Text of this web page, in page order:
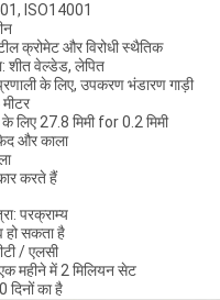
ISO14001
क्रोमेट और विरोधी स्थैतिक
शीत वेल्डेड, लेपित
के लिए, उपकरण भंडारण गाड़ी
के लिए 27.8 मिमी for 0.2 मिमी
और काला
करते हैं
परक्राम्य
हो सकता है
/ एलसी
एक महीने में 2 मिलियन सेट
का है